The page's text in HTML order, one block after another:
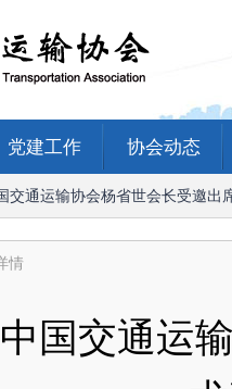
党建工作 协会动态
通运输协会杨省世会长受邀出席
情
国交通运